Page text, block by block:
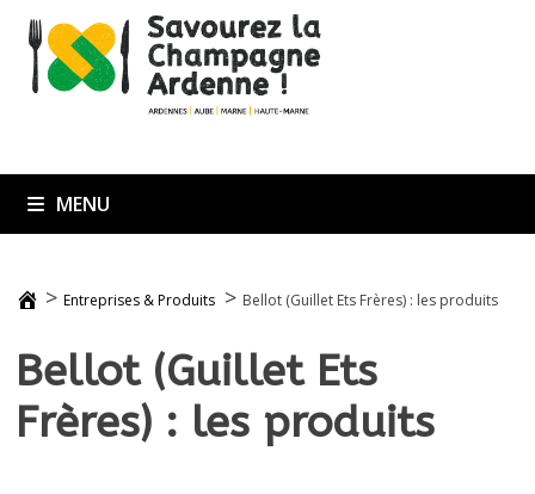
Passer
contenu
MENU
>Entreprises & Produits > Bellot (Guillet Ets Frères) : les produits
Bellot (Guillet Ets
Frères) : les produits